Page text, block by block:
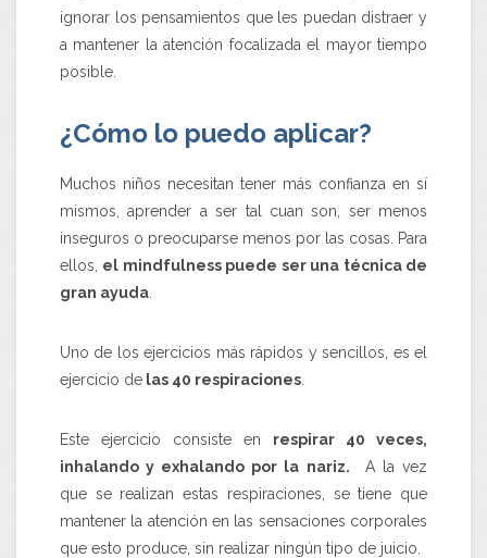
ignorar los pensamientos que les puedan distraer y
a mantener la atención focalizada el mayor tiempo
posible.
¿Cómo lo puedo aplicar?
Muchos niños necesitan tener más confianza en sí
mismos, aprender a ser tal cuan son, ser menos
inseguros o preocuparse menos por las cosas. Para
ellos, el mindfulness puede ser una técnica de
gran ayuda
Uno de los ejercicios más rápidos y sencillos, es el
ejercicio de las 40 respiraciones
Este ejercicio consiste en respirar 40 veces,
inhalando y exhalando por la nariz. A la vez
que se realizan estas respiraciones, se tiene que
mantener la atención en las sensaciones corporales
que esto produce, sin realizar ningún tipo de juicio.